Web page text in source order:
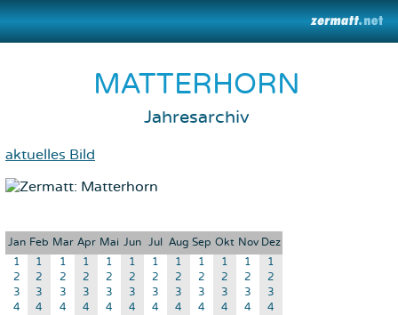
MATTERHORN
Jahresarchiv
aktuelles Bild
Jan Feb Mar Apr Mai Jun Jul Aug Sep Okt Nov Dez
1 1 1 1 1 1 1 1 1 1 1
1
2
2 2 2 2 2 2 2 2 2 2
2
3
3 3 3 3 3 3 3 3 3 3
3
4
4 4 4 4 4 4 4 4 4 4
4